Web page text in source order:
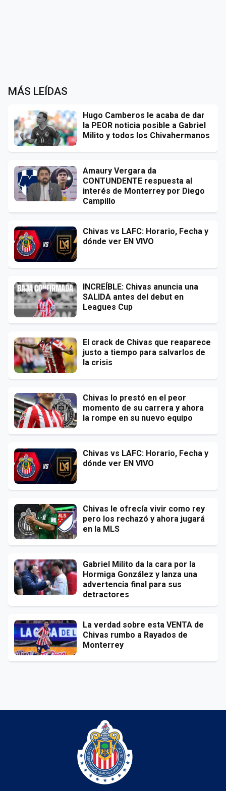
MÁS LEÍDAS
Hugo Camberos le acaba de dar
la PEOR noticia posible a Gabriel
Milito y todos los Chivahermanos
Amaury Vergara da
CONTUNDENTE respuesta al
interés de Monterrey por Diego
Campillo
Chivas vs LAFC: Horario, Fecha y
dónde ver EN VIVO
INCREÍBLE: Chivas anuncia una
SALIDA antes del debut en
Leagues Cup
El crack de Chivas que reaparece
justo a tiempo para salvarlos de
la crisis
Chivas lo prestó en el peor
momento de su carrera y ahora
la rompe en su nuevo equipo
Chivas vs LAFC: Horario, Fecha y
dónde ver EN VIVO
Chivas le ofrecía vivir como rey
pero los rechazó y ahora jugará
en la MLS
Gabriel Milito da la cara por la
Hormiga González y lanza una
advertencia final para sus
detractores
La verdad sobre esta VENTA de
Chivas rumbo a Rayados de
Monterrey